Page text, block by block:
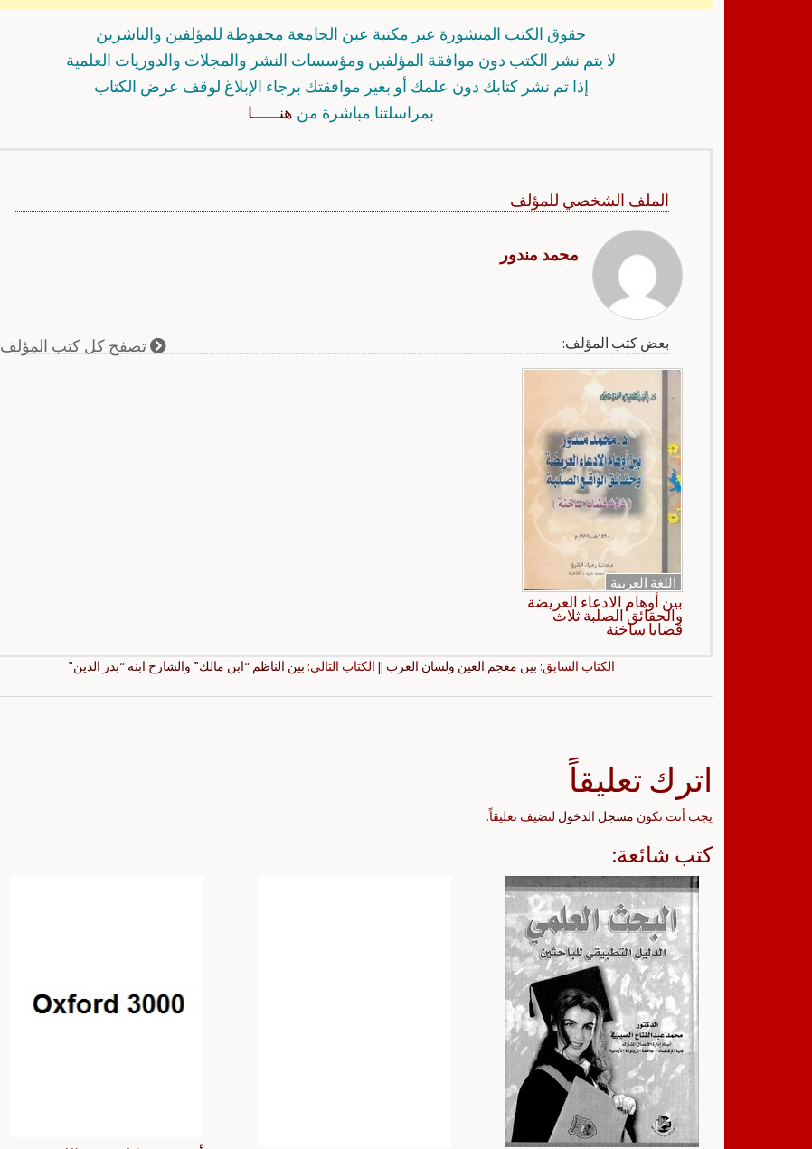
حقوق الكتب المنشورة عبر مكتبة عين الجامعة محفوظة للمؤلفين والناشرين
لا يتم نشر الكتب دون موافقة المؤلفين ومؤسسات النشر والمجلات والدوريات العلمية
إذا تم نشر كتابك دون علمك أو بغير موافقتك برجاء الإبلاغ لوقف عرض الكتاب
بمراسلتنا مباشرة من هنــــــا
الملف الشخصي للمؤلف
محمد مندور
بعض كتب المؤلف: تصفح كل كتب المؤلف
اللغة العربية
بين أوهام الادعاء العريضة
والحقائق الصلبة ثلاث
قضايا ساخنة
الكتاب السابق: بين معجم العين ولسان العرب || الكتاب التالي: بين الناظم “ابن مالك” والشارح ابنه “بدر الدين”
اترك تعليقاً
يجب أنت تكون مسجل الدخول لتضيف تعليقاً.
كتب شائعة: